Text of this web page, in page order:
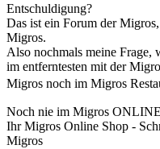
Entschuldigung?
Das ist ein Forum der
Migros.
Also nochmals meine Frage,
im entferntesten mit der
Migros noch im Migros
Noch nie im Migros
Ihr Migros Online Shop -
Migros